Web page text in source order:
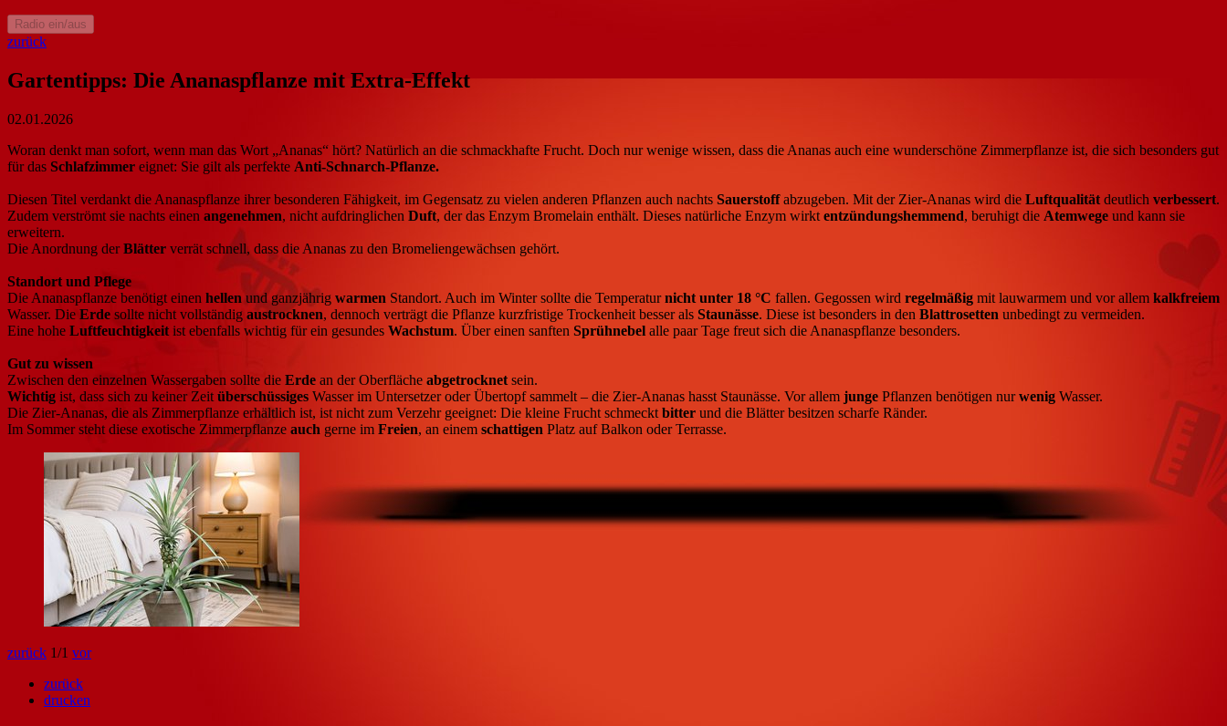
Radio ein/aus
zurück
Gartentipps: Die Ananaspflanze mit Extra-Effekt
02.01.2026
Woran denkt man sofort, wenn man das Wort „Ananas“ hört? Natürlich an die schmackhafte Frucht. Doch nur wenige wissen, dass die Ananas auch eine wunderschöne Zimmerpflanze ist, die sich besonders gut
für das Schlafzimmer eignet: Sie gilt als perfekte Anti-Schnarch-Pflanze.
Diesen Titel verdankt die Ananaspflanze ihrer besonderen Fähigkeit, im Gegensatz zu vielen anderen Pflanzen auch nachts Sauerstoffabzugeben. Mit der Zier-Ananas wird die Luftqualität deutlich verbessert.
Zudem verströmt sie nachts einen angenehmen, nicht aufdringlichen Duft, der das Enzym Bromelain enthält. Dieses natürliche Enzym wirkt entzündungshemmend, beruhigt die Atemwege und kann sie
erweitern.
Die Anordnung derBlätter verrät schnell, dass die Ananas zu den Bromeliengewächsen gehört.
Standort und Pflege
Die Ananaspflanze benötigt einen hellen und ganzjährig warmen Standort. Auch im Winter sollte die Temperaturnicht unter 18 °C fallen. Gegossen wird regelmäßig mit lauwarmem und vor allem kalkfreiem
Wasser. Die Erde sollte nicht vollständig austrocknen, dennoch verträgt die Pflanze kurzfristige Trockenheit besser als Staunässe. Diese ist besonders in den Blattrosetten unbedingt zu vermeiden.
Eine hohe Luftfeuchtigkeit ist ebenfalls wichtig für ein gesundes Wachstum. Über einen sanften Sprühnebel alle paar Tage freut sich die Ananaspflanze besonders.
Gut zu wissen
Zwischen den einzelnen Wassergaben sollte die Erde an der Oberfläche abgetrocknet sein.
Wichtig ist, dass sich zu keiner Zeit überschüssiges Wasser im Untersetzer oder Übertopf sammelt – die Zier-Ananas hasst Staunässe. Vor allem junge Pflanzen benötigen nurwenig Wasser.
Die Zier-Ananas, die als Zimmerpflanze erhältlich ist, ist nicht zum Verzehr geeignet: Die kleine Frucht schmeckt bitter und die Blätter besitzen scharfe Ränder.
Im Sommer steht diese exotische Zimmerpflanze auch gerne im Freien, an einem schattigen Platz auf Balkon oder Terrasse.
zurück 1/1 vor
zurück
drucken